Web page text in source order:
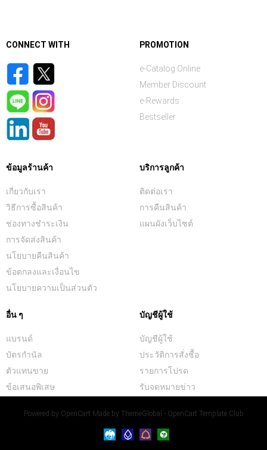
CONNECT WITH PROMOTION
e-Catalog Online
Member Discount
e-Rewards
Bestseller
ข้อมูลร้านค้า
เกี่ยวกับเรา
วิธีการซื้อสินค้า
ช่องทางชำระเงิน
การจัดส่งสินค้า
นโยบายคืนสินค้า
ข้อตกลงและเงื่อนไข
นโยบายความเป็นส่วนตัว
บริการลูกค้า
ติดต่อเรา
การคืนสินค้า
แผนผังเว็บไซต์
อื่น ๆ
แบรนด์
บัตรกำนัล
ตัวแทนขาย
ข้อเสนอพิเสษ
บัญชีผู้ใช้
บัญชีผู้ใช้
ประวัติการสั่งซื้อ
รายการโปรด
รับจดหมายข่าว
Powered by OpenCart Made by ThemeGlobal - OpenCart Template Club